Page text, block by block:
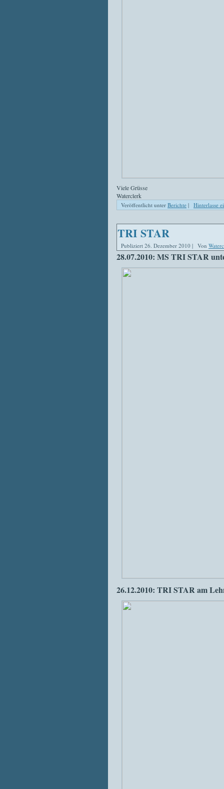
Viele Grüsse
Waterclerk
Veröffentlicht unter Berichte | Hinterlasse
TRI STAR
Publiziert 26. Dezember 2010 | Von
28.07.2010: MS TRI STAR
26.12.2010: TRI STAR am